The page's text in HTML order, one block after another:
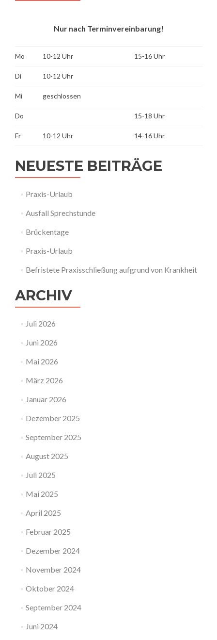
Nur nach Terminvereinbarung!
Mo 10-12 Uhr 15-16 Uhr
Di 10-12 Uhr
Mi geschlossen
Do 15-18 Uhr
Fr 10-12 Uhr 14-16 Uhr
NEUESTE BEITRÄGE
Praxis-Urlaub
Ausfall Sprechstunde
Brückentage
Praxis-Urlaub
Befristete Praxisschließung aufgrund von Krankheit
ARCHIV
Juli 2026
Juni 2026
Mai 2026
März 2026
Januar 2026
Dezember 2025
September 2025
August 2025
Juli 2025
Mai 2025
April 2025
Februar 2025
Dezember 2024
November 2024
Oktober 2024
September 2024
Juni 2024